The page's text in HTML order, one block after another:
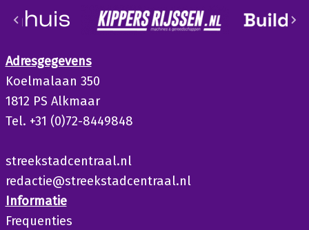
Adresgegevens
Koelmalaan 350
1812 PS Alkmaar
Tel. +31 (0)72-8449848
streekstadcentraal.nl
redactie@streekstadcentraal.nl
Informatie
Frequenties